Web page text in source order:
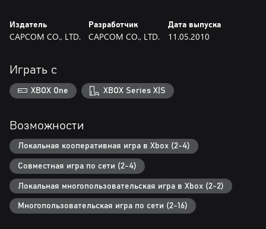
Издатель
CAPCOM CO., LTD.
Разработчик
CAPCOM CO., LTD.
Дата выпуска
11.05.2010
Играть с
XBOX One XBOX Series X|S
Возможности
Локальная кооперативная игра в Xbox (2-4)
Совместная игра по сети (2-4)
Локальная многопользовательская игра в Xbox (2-2)
Многопользовательская игра по сети (2-16)